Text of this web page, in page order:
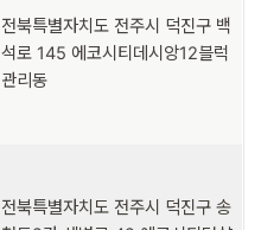
전북특별자치도 전주시 덕진구 백
석로 145 에코시티데시앙12블럭
관리동
전북특별자치도 전주시 덕진구 송